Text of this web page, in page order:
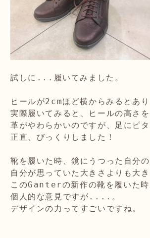
試しに...履いてみました。
ヒールが2cmほど横からみるとあり
実際履いてみると、ヒールの高さ
革がやわらかいのですが、足にピ
正直、びっくりしました！
靴を履いた時、鏡にうつった自分
自分が思っていた大きさよりも大
このGanterの新作の靴を履いた
個人的な意見ですが....。
デザインの力ってすごいですね。